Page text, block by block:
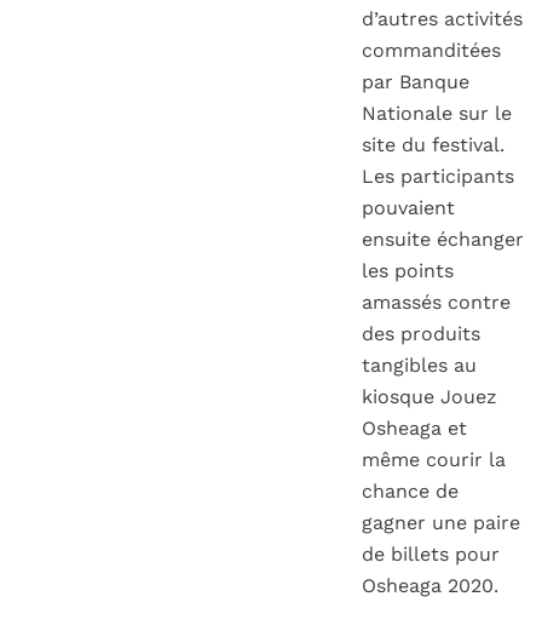
d’autres activités
commanditées
par Banque
Nationale sur le
site du festival.
Les participants
pouvaient
ensuite échanger
les points
amassés contre
des produits
tangibles au
kiosque Jouez
Osheaga et
même courir la
chance de
gagner une paire
de billets pour
Osheaga 2020.